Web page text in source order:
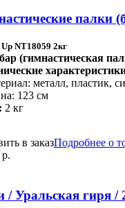
палки
NT18059 2кг
(гимнастическая
металл, пластик,
123 см
2 кг
в заказПодробнее о
/ Уральская гиря /